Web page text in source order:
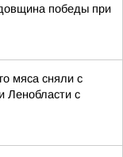
победы при
мяса сняли с
Ленобласти с